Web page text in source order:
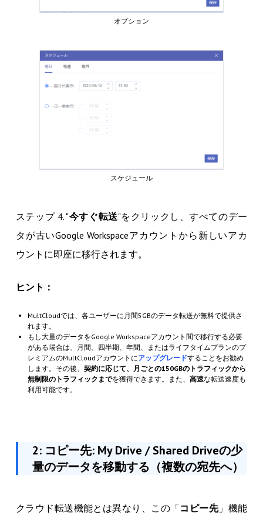
オプション
スケジュール
ステップ 4. "今すぐ転送"をクリックし、すべてのデー
タが古いGoogle Workspaceアカウントから新しいアカ
ウントに即座に移行されます。
ヒント：
MultCloudでは、各ユーザーに月間5GBのデータ転送が無料で提供さ
れます。
もし大量のデータをGoogle Workspaceアカウント間で移行する必要
がある場合は、月間、四半期、年間、またはライフタイムプランのプ
レミアムのMultCloudアカウントにアップグレードすることをお勧め
します。その後、 契約に応じて、月ごとの150GBのトラフィックから
無制限のトラフィックまでを獲得できます。また、 高速な転送速度も
利用可能です。
2: コピー先: My Drive / Shared Driveの少
量のデータを移動する（複数の宛先へ）
クラウド転送機能とは異なり、この「コピー先」機能